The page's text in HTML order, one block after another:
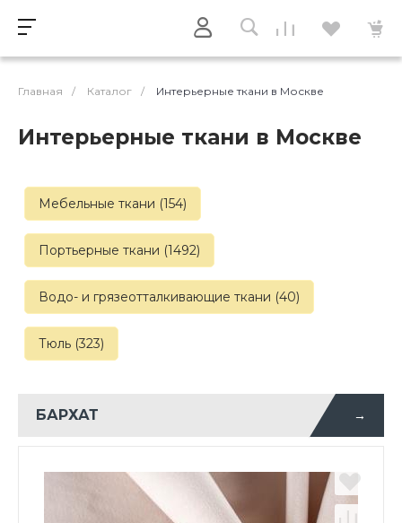
Главная / Каталог / Интерьерные ткани в Москве
Интерьерные ткани в Москве
Мебельные ткани (154)
Портьерные ткани (1492)
Водо- и грязеотталкивающие ткани (40)
Тюль (323)
БАРХАТ →